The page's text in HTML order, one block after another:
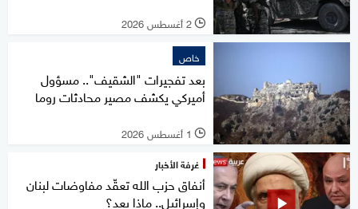
l 2 أغسطس 2026
خاص
بعد تفجيرات "الشقيف".. مسؤول
أميركي يكشف مصير محادثات روما
l 1 أغسطس 2026
غرفة الأخبار
أنفاق حزب الله تعقّد مفاوضات لبنان
وإسرائيل.. ماذا بعد؟